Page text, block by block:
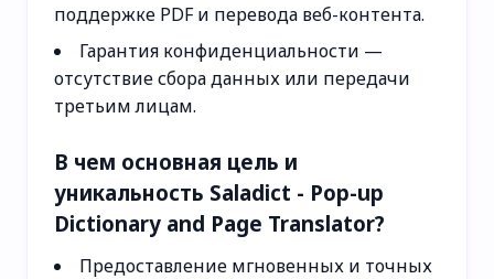
поддержке PDF и перевода веб-контента.
Гарантия конфиденциальности —
отсутствие сбора данных или передачи
третьим лицам.
В чем основная цель и
уникальность Saladict - Pop-up
Dictionary and Page Translator?
Предоставление мгновенных и точных